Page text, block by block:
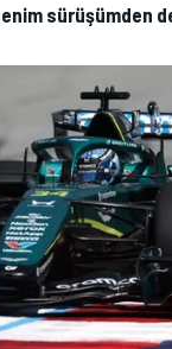
sürüşümden